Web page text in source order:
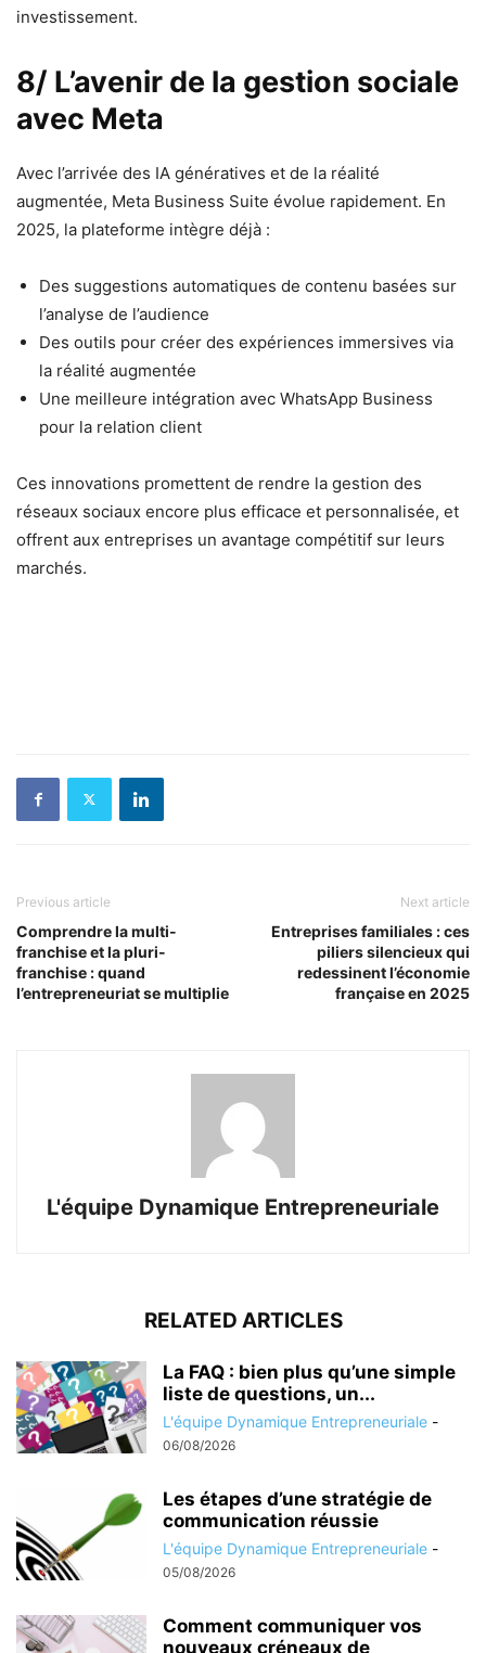
investissement.
8/ L’avenir de la gestion sociale
avec Meta
Avec l’arrivée des IA génératives et de la réalité
augmentée, Meta Business Suite évolue rapidement. En
2025, la plateforme intègre déjà :
Des suggestions automatiques de contenu basées sur
l’analyse de l’audience
Des outils pour créer des expériences immersives via
la réalité augmentée
Une meilleure intégration avec WhatsApp Business
pour la relation client
Ces innovations promettent de rendre la gestion des
réseaux sociaux encore plus efficace et personnalisée, et
offrent aux entreprises un avantage compétitif sur leurs
marchés.
Previous article
Comprendre la multi-
franchise et la pluri-
franchise : quand
l’entrepreneuriat se multiplie
Next article
Entreprises familiales : ces
piliers silencieux qui
redessinent l’économie
française en 2025
L'équipe Dynamique Entrepreneuriale
RELATED ARTICLES
La FAQ : bien plus qu’une simple
liste de questions, un...
L'équipe Dynamique Entrepreneuriale -
06/08/2026
Les étapes d’une stratégie de
communication réussie
L'équipe Dynamique Entrepreneuriale -
05/08/2026
Comment communiquer vos
nouveaux créneaux de